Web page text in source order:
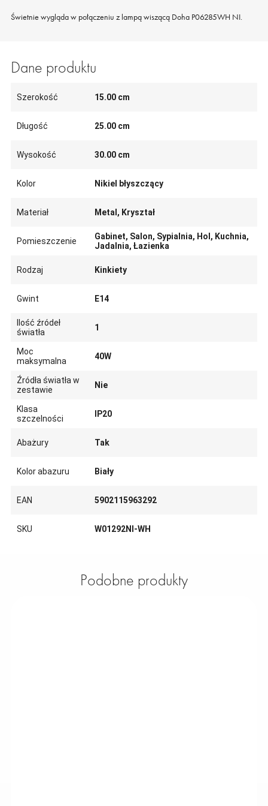
Świetnie wygląda w połączeniu z lampą wiszącą Doha P06285WH NI.
Dane produktu
Szerokość 15.00 cm
Długość 25.00 cm
Wysokość 30.00 cm
Kolor Nikiel błyszczący
Materiał Metal, Kryształ
Pomieszczenie
Gabinet, Salon, Sypialnia, Hol, Kuchnia,
Jadalnia, Łazienka
Rodzaj Kinkiety
Gwint E14
Ilość źródeł
światła
1
Moc
maksymalna
40W
Źródła światła w
zestawie
Nie
Klasa
szczelności
IP20
Abażury Tak
Kolor abazuru Biały
EAN 5902115963292
SKU W01292NI-WH
Podobne produkty